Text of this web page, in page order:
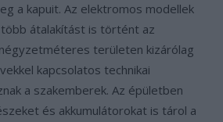
a kapuit. Az elektromos modellek
átalakítást is történt az
területen kizárólag
kapcsolatos technikai
a szakemberek. Az épületben
és akkumulátorokat is tárol a